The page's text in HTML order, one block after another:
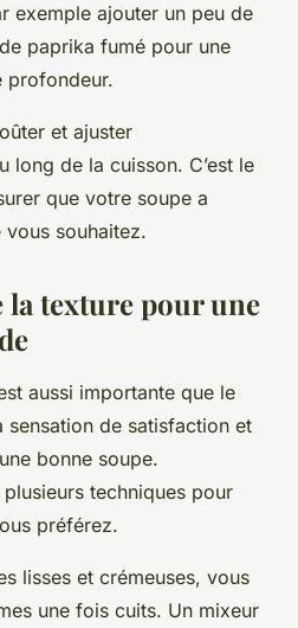
exemple ajouter un peu de
paprika fumé pour une
profondeur.
et ajuster
long de la cuisson. C’est le
que votre soupe a
souhaitez.
la texture pour une
aussi importante que le
de satisfaction et
bonne soupe.
techniques pour
préférez.
lisses et crémeuses, vous
une fois cuits. Un mixeur